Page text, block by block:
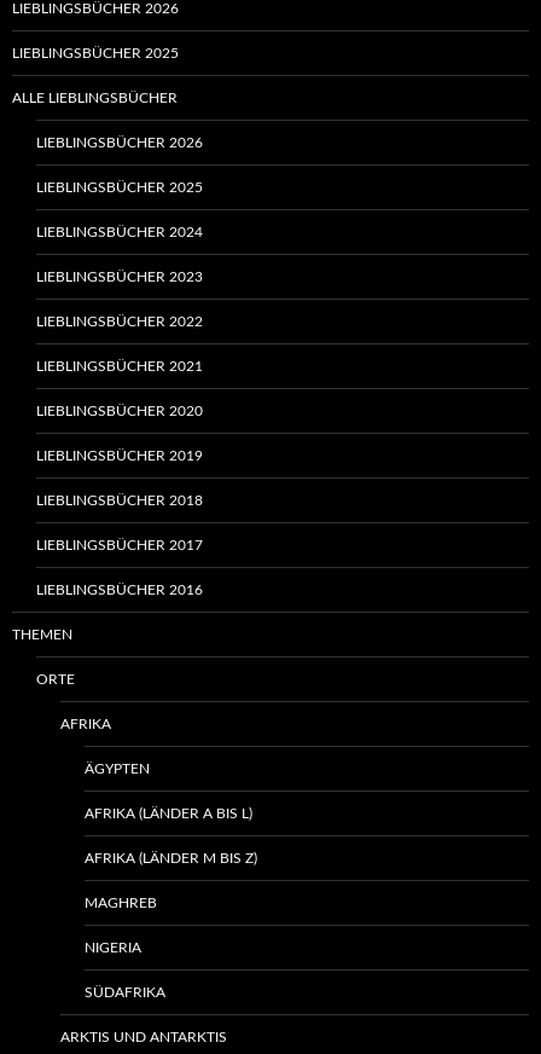
LIEBLINGSBÜCHER 2026
LIEBLINGSBÜCHER 2025
ALLE LIEBLINGSBÜCHER
LIEBLINGSBÜCHER 2026
LIEBLINGSBÜCHER 2025
LIEBLINGSBÜCHER 2024
LIEBLINGSBÜCHER 2023
LIEBLINGSBÜCHER 2022
LIEBLINGSBÜCHER 2021
LIEBLINGSBÜCHER 2020
LIEBLINGSBÜCHER 2019
LIEBLINGSBÜCHER 2018
LIEBLINGSBÜCHER 2017
LIEBLINGSBÜCHER 2016
THEMEN
ORTE
AFRIKA
ÄGYPTEN
AFRIKA (LÄNDER A BIS L)
AFRIKA (LÄNDER M BIS Z)
MAGHREB
NIGERIA
SÜDAFRIKA
ARKTIS UND ANTARKTIS